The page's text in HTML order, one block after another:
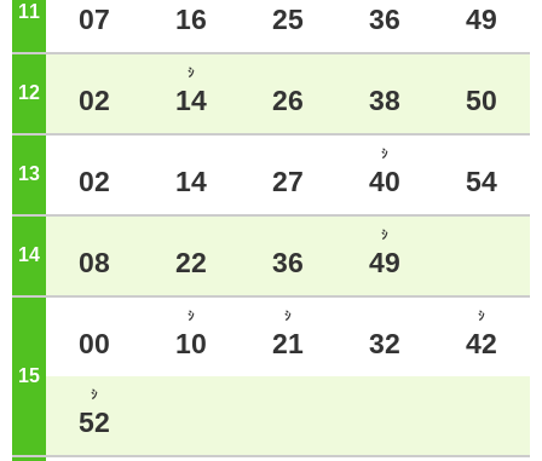
11 07 16 25 36 49
12 02
ｼ
14 26 38 50
13 02 14 27
ｼ
40 54
14 08 22 36
ｼ
49
15 ジ
00
ｼ
10
ｼ
21 32
ｼ
42
ｼ
52